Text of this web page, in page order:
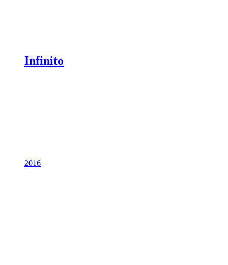
Infinito
2016